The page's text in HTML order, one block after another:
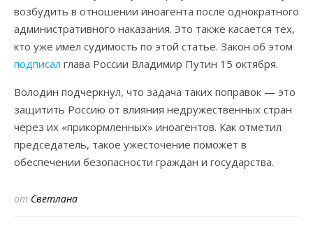
возбудить в отношении иноагента после однократного
административного наказания. Это также касается тех,
кто уже имел судимость по этой статье. Закон об этом
подписал глава России Владимир Путин 15 октября.
Володин подчеркнул, что задача таких поправок — это
защитить Россию от влияния недружественных стран
через их «прикормленных» иноагентов. Как отметил
председатель, такое ужесточение поможет в
обеспечении безопасности граждан и государства.
от Светлана